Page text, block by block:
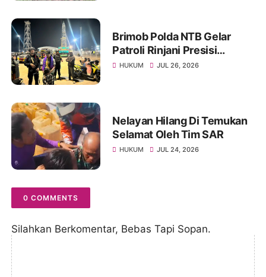
Brimob Polda NTB Gelar
Patroli Rinjani Presisi
Serentak, Perkuat
HUKUM JUL 26, 2026
Nelayan Hilang Di Temukan
Selamat Oleh Tim SAR
HUKUM JUL 24, 2026
0 COMMENTS
Silahkan Berkomentar, Bebas Tapi Sopan.